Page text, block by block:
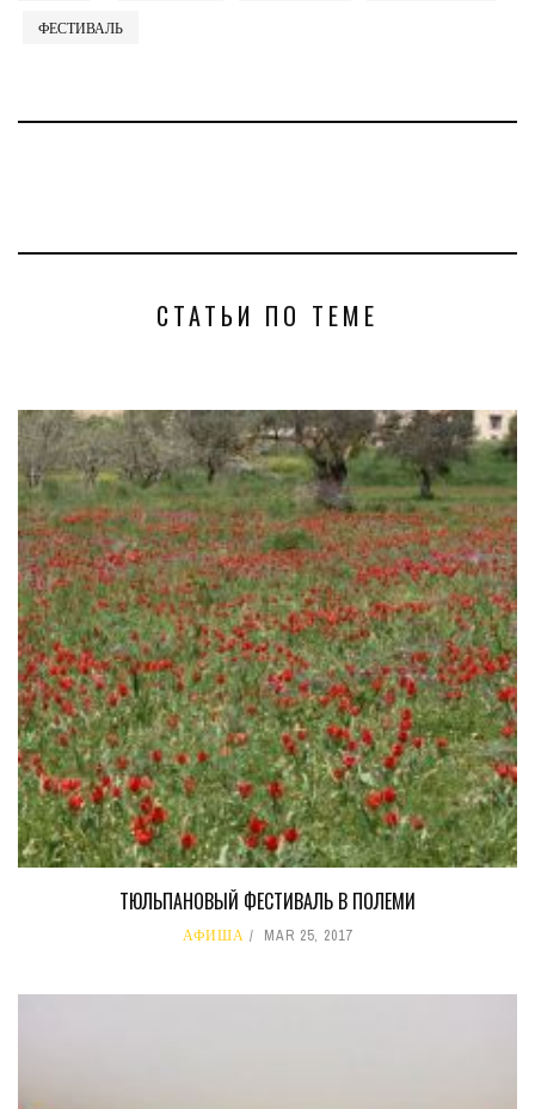
ФЕСТИВАЛЬ
СТАТЬИ ПО ТЕМЕ
ТЮЛЬПАНОВЫЙ ФЕСТИВАЛЬ В ПОЛЕМИ
АФИША MAR 25, 2017